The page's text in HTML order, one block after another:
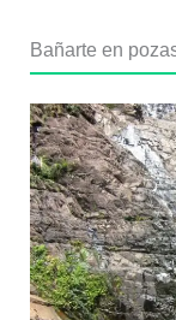
Bañarte en